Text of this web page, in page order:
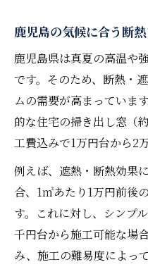
紫外線カットと
快適な室内環境
費用重視なら知っ
窓ガラスフィル
ト
費用を抑えるた
見積もりから施
断熱フィルム施
窓ガラスフィル
は
長持ちする窓ガラス
鹿児島の気候に合う断
鹿児島県は真夏の高温や
です。そのため、断熱・
ムの需要が高まっていま
的な住宅の掃き出し窓（
工費込みで1万円台から2
例えば、遮熱・断熱効果
合、1㎡あたり1万円前後
す。これに対し、シンプ
千円台から施工可能な場
み、施工の難易度によっ